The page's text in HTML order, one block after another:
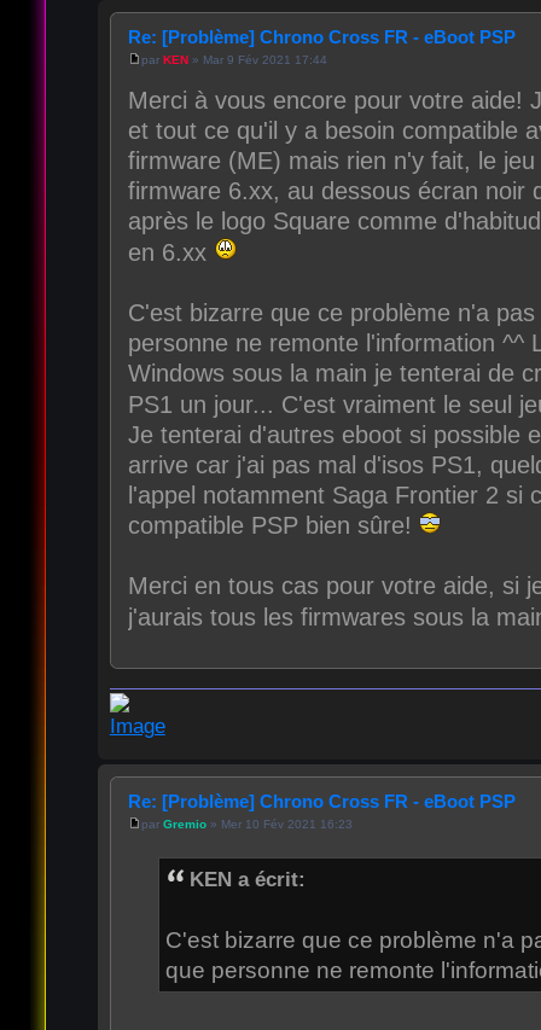
Re: [Problème] Chrono Cross FR - eBoot PSP
par KEN » Mar 9 Fév 2021 17:44
Merci à vous encore pour votre aide!
et tout ce qu'il y a besoin compatible
firmware (ME) mais rien n'y fait, le
firmware 6.xx, au dessous écran noir
après le logo Square comme
en 6.xx
C'est bizarre que ce problème n'a
personne ne remonte l'information ^^
Windows sous la main je tenterai de
PS1 un jour... C'est vraiment le seul
Je tenterai d'autres eboot si possible
arrive car j'ai pas mal d'isos PS1,
l'appel notamment Saga Frontier 2 si
compatible PSP bien sûre!
Merci en tous cas pour votre aide, si
j'aurais tous les firmwares sous la
Re: [Problème] Chrono Cross FR - eBoot PSP
par Gremio» Mer 10 Fév 2021 16:23
KEN a écrit:
C'est bizarre que ce problème n'a
que personne ne remonte